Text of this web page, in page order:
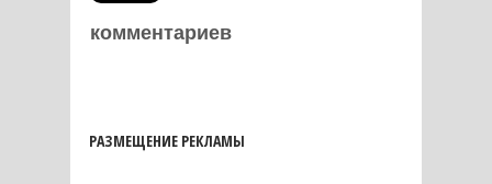
комментариев
РАЗМЕЩЕНИЕ РЕКЛАМЫ